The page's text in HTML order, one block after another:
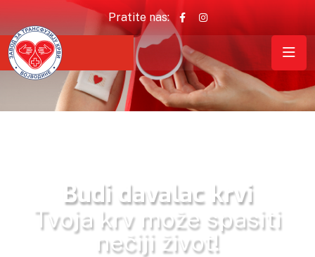
Pratite nas:
Budi davalac krvi
Tvoja krv može spasiti
nečiji život!